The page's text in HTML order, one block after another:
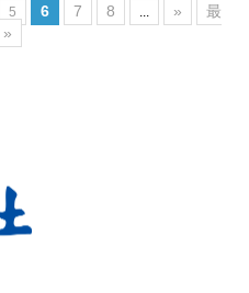
5 6 7 8 ... »
最
»